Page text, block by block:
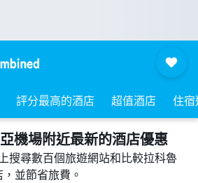
評分最高的酒店 超值酒店 住
機場附近最新的酒店優惠
搜尋數百個旅遊網站和比較拉科魯
並節省旅費。